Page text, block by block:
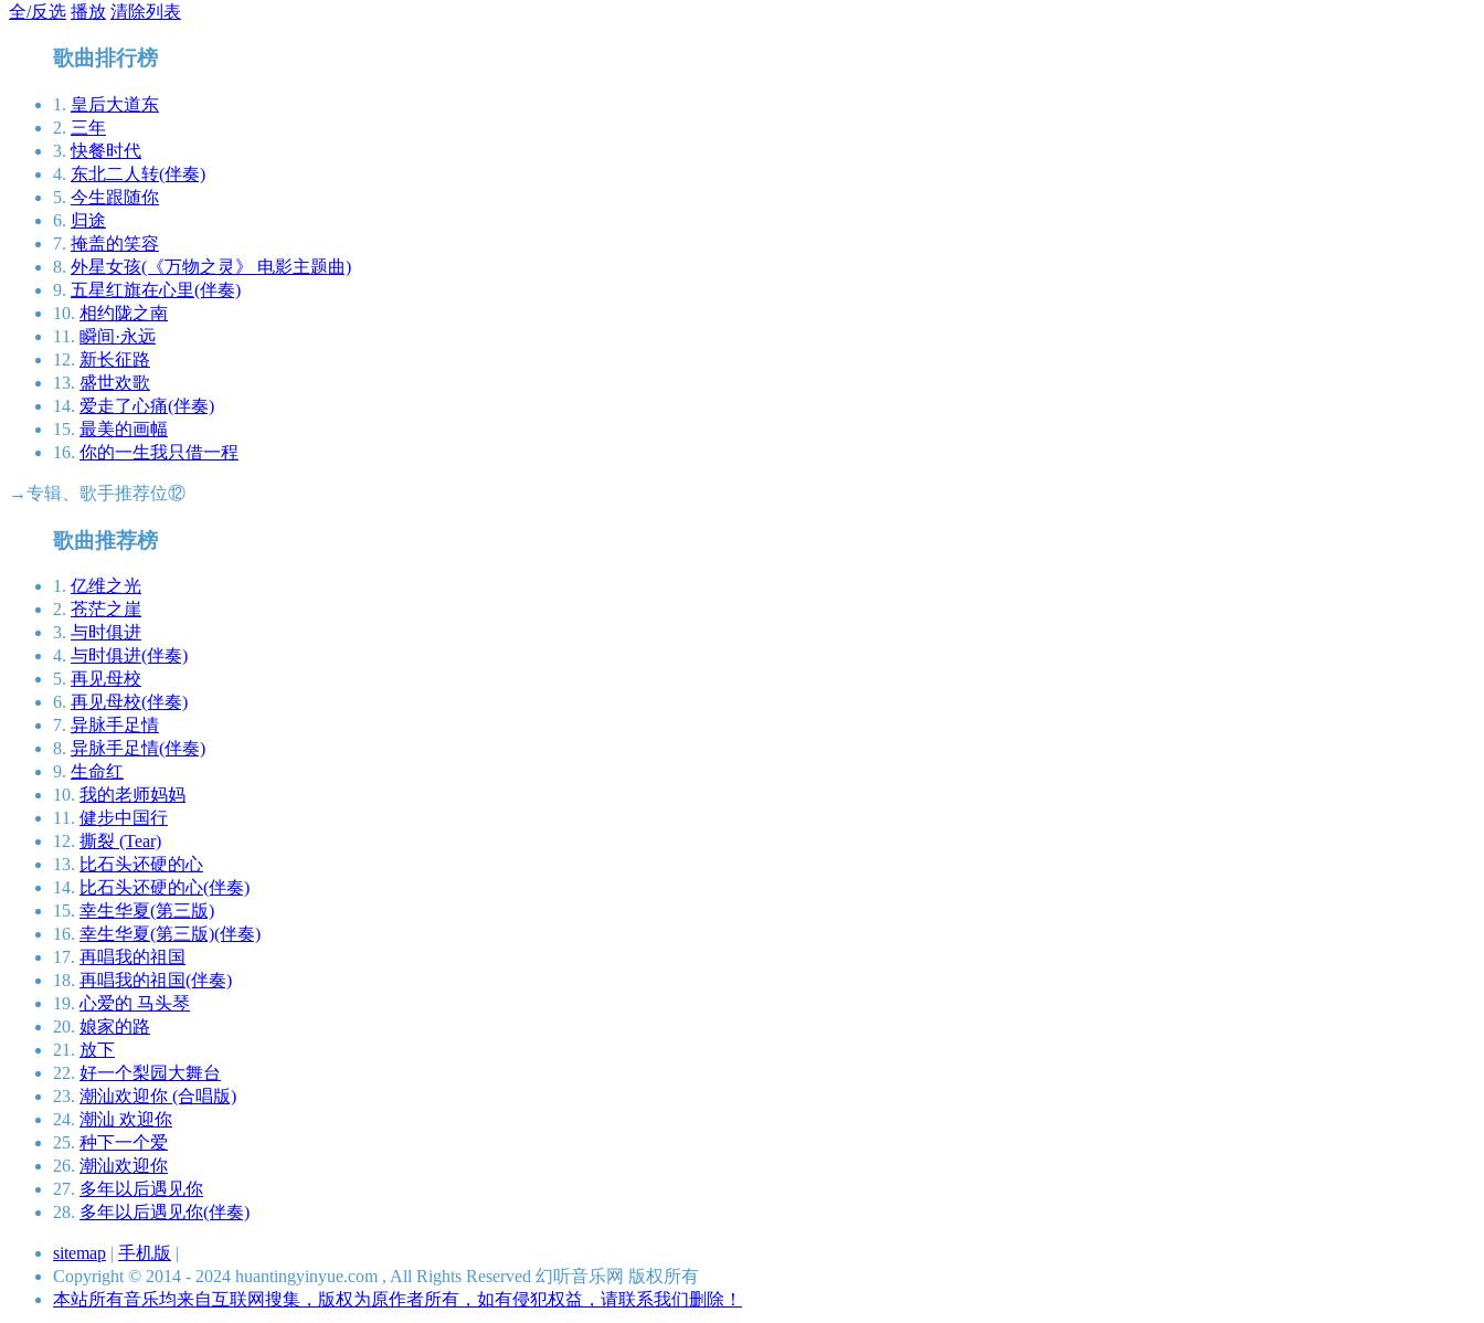
全/反选 播放 清除列表
歌曲排行榜
1. 皇后大道东
2. 三年
3. 快餐时代
4. 东北二人转(伴奏)
5. 今生跟随你
6. 归途
7. 掩盖的笑容
8. 外星女孩(《万物之灵》 电影主题曲)
9. 五星红旗在心里(伴奏)
10. 相约陇之南
11. 瞬间·永远
12. 新长征路
13. 盛世欢歌
14. 爱走了心痛(伴奏)
15. 最美的画幅
16. 你的一生我只借一程
→专辑、歌手推荐位⑫
歌曲推荐榜
1. 亿维之光
2. 苍茫之崖
3. 与时俱进
4. 与时俱进(伴奏)
5. 再见母校
6. 再见母校(伴奏)
7. 异脉手足情
8. 异脉手足情(伴奏)
9. 生命红
10. 我的老师妈妈
11. 健步中国行
12. 撕裂 (Tear)
13. 比石头还硬的心
14. 比石头还硬的心(伴奏)
15. 幸生华夏(第三版)
16. 幸生华夏(第三版)(伴奏)
17. 再唱我的祖国
18. 再唱我的祖国(伴奏)
19. 心爱的 马头琴
20. 娘家的路
21. 放下
22. 好一个梨园大舞台
23. 潮汕欢迎你 (合唱版)
24. 潮汕 欢迎你
25. 种下一个爱
26. 潮汕欢迎你
27. 多年以后遇见你
28. 多年以后遇见你(伴奏)
sitemap | 手机版 |
Copyright © 2014 - 2024 huantingyinyue.com , All Rights Reserved 幻听音乐网 版权所有
本站所有音乐均来自互联网搜集，版权为原作者所有，如有侵犯权益，请联系我们删除！